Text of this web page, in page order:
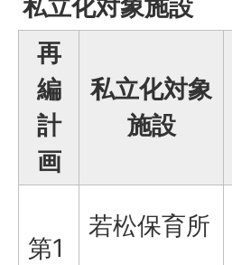
私立化対象施設
再
編
計
画
私立化対象
施設
第1
若松保育所